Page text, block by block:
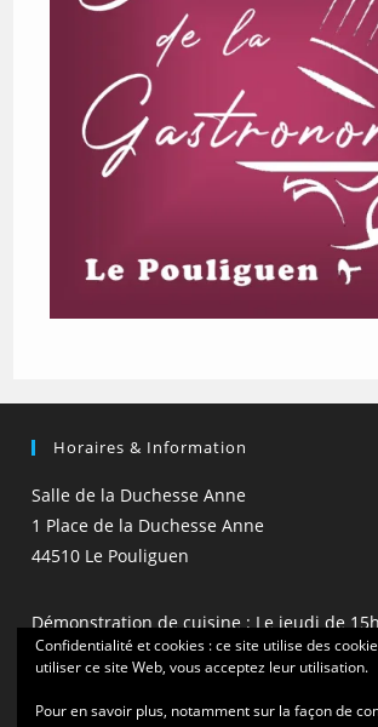
Horaires & Information
Salle de la Duchesse Anne
1 Place de la Duchesse Anne
44510 Le Pouliguen
Démonstration de cuisine : Le jeudi de
(hors vacances scolaires)
Confidentialité et cookies : ce site utilise des
utiliser ce site Web, vous acceptez leur utilisation.
Pour en savoir plus, notamment sur la façon de